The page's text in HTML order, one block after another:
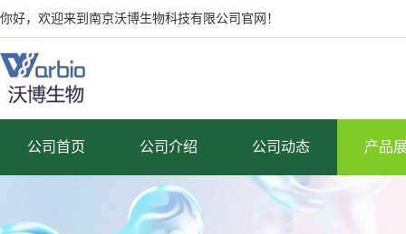
你好，欢迎来到南京沃博生物科技有限公司官网！
公司首页 公司介绍 公司动态 产品